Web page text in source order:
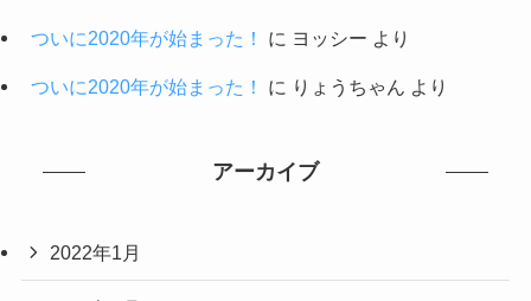
ついに2020年が始まった！ に ヨッシー より
ついに2020年が始まった！ に りょうちゃん より
アーカイブ
2022年1月